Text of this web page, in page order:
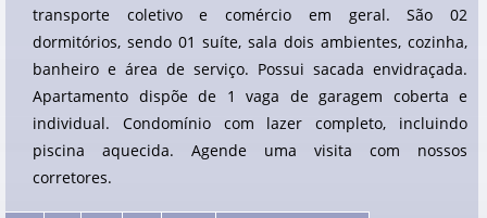
transporte coletivo e comércio em geral. São 02
dormitórios, sendo 01 suíte, sala dois ambientes, cozinha,
banheiro e área de serviço. Possui sacada envidraçada.
Apartamento dispõe de 1 vaga de garagem coberta e
individual. Condomínio com lazer completo, incluindo
piscina aquecida. Agende uma visita com nossos
corretores.